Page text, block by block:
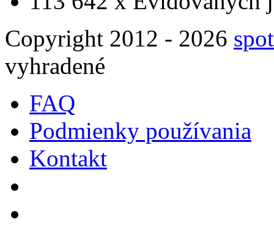
Copyright 2012 - 2026
vyhradené
FAQ
Podmienky používania
Kontakt